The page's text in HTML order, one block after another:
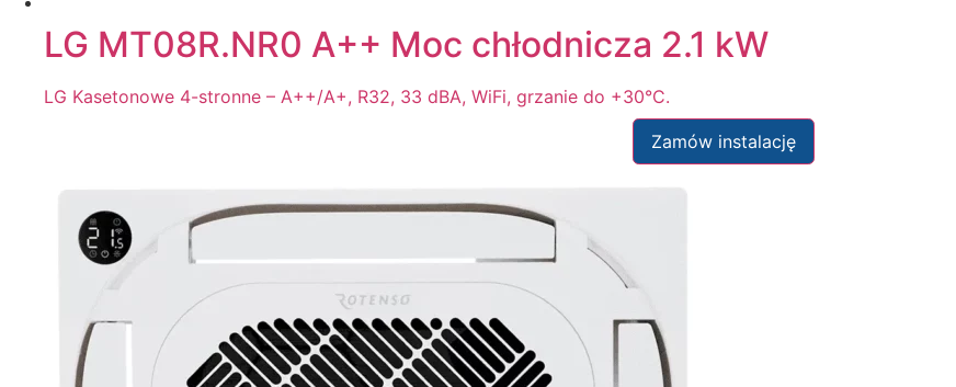
LG MT08R.NR0 A++ Moc chłodnicza 2.1 kW
LG Kasetonowe 4-stronne – A++/A+, R32, 33 dBA, WiFi, grzanie do +30°C.
Zamów instalację